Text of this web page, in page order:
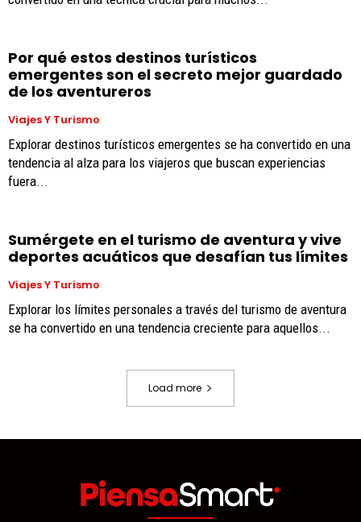
Por qué estos destinos turísticos
emergentes son el secreto mejor guardado
de los aventureros
Viajes Y Turismo
Explorar destinos turísticos emergentes se ha convertido en una
tendencia al alza para los viajeros que buscan experiencias
fuera...
Sumérgete en el turismo de aventura y vive
deportes acuáticos que desafían tus límites
Viajes Y Turismo
Explorar los límites personales a través del turismo de aventura
se ha convertido en una tendencia creciente para aquellos...
Load more